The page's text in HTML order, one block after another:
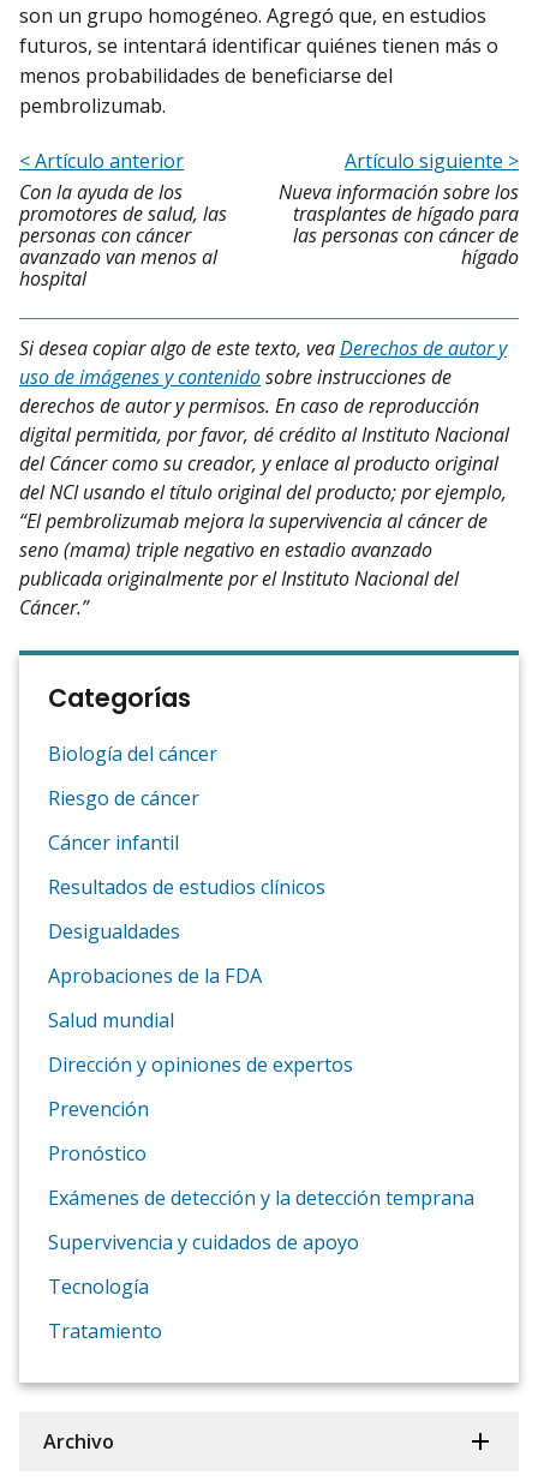
son un grupo homogéneo. Agregó que, en estudios
futuros, se intentará identificar quiénes tienen más o
menos probabilidades de beneficiarse del
pembrolizumab.
< Artículo anterior
Con la ayuda de los
promotores de salud, las
personas con cáncer
avanzado van menos al
hospital
Artículo siguiente >
Nueva información sobre los
trasplantes de hígado para
las personas con cáncer de
hígado
Si desea copiar algo de este texto, veaDerechos de autor y
uso de imágenes y contenidosobre instrucciones de
derechos de autor y permisos. En caso de reproducción
digital permitida, por favor, dé crédito al Instituto Nacional
del Cáncer como su creador, y enlace al producto original
del NCI usando el título original del producto; por ejemplo,
“El pembrolizumab mejora la supervivencia al cáncer de
seno (mama) triple negativo en estadio avanzado
publicada originalmente por el Instituto Nacional del
Cáncer.”
Categorías
Biología del cáncer
Riesgo de cáncer
Cáncer infantil
Resultados de estudios clínicos
Desigualdades
Aprobaciones de la FDA
Salud mundial
Dirección y opiniones de expertos
Prevención
Pronóstico
Exámenes de detección y la detección temprana
Supervivencia y cuidados de apoyo
Tecnología
Tratamiento
Archivo